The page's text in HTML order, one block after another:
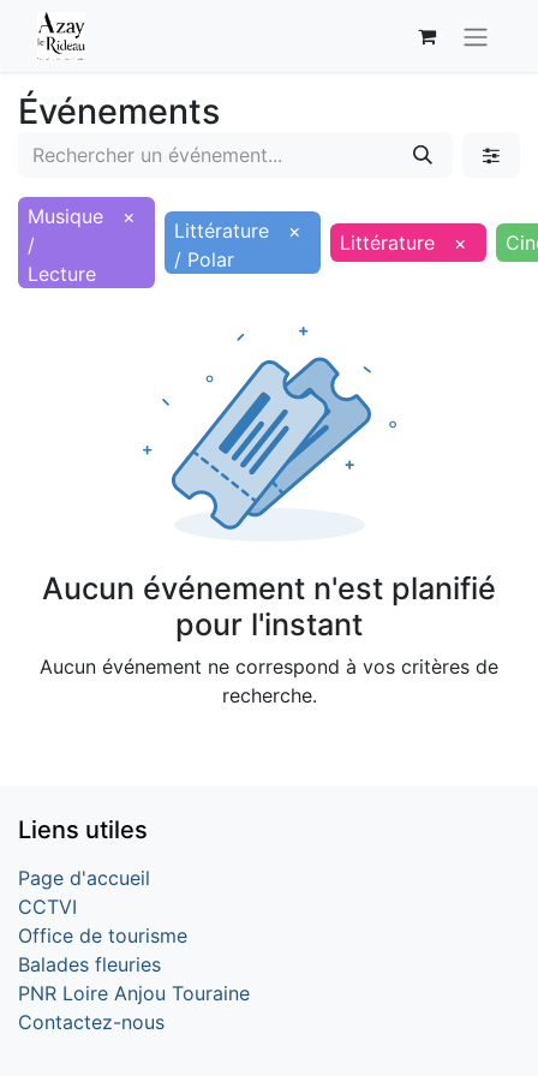
Événements
Musique
/
Lecture
×
Littérature
/ Polar
× Littérature ×
Aucun événement n'est planifié
pour l'instant
Aucun événement ne correspond à vos critères de
recherche.
Liens utiles
Page d'accueil
CCTVI
Office de tourisme
Balades fleuries
PNR Loire Anjou Touraine
Contactez-nous